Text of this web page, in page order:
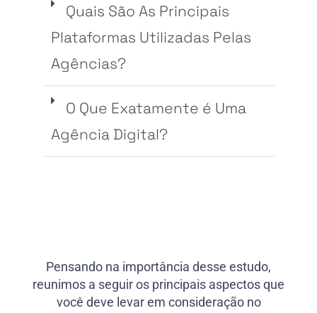
Quais São As Principais
Plataformas Utilizadas Pelas
Agências?
O Que Exatamente é Uma
Agência Digital?
Pensando na importância desse estudo,
reunimos a seguir os principais aspectos que
você deve levar em consideração no